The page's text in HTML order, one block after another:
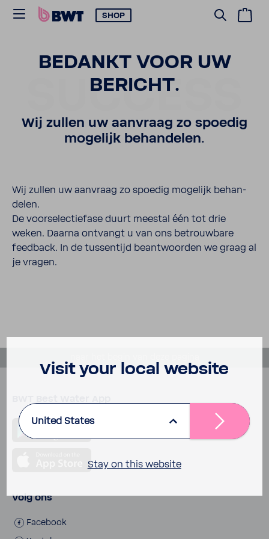
SHOP
BEDANKT VOOR UW
BERICHT.
SUCCESS
Wij zullen uw aanvraag zo spoedig
moge­lijk behan­delen.
Wij zullen uw aanvraag zo spoedig moge­lijk behan­
delen.
De voor­se­lec­tie­fase duurt meestal één tot drie
weken. Daarna ontvangt u van ons betrouw­bare
feed­back. In de tussen­tijd beant­woorden we graag al
je vragen.
Volg ons
Facebook
Visit your local website
United States
Stay on this website